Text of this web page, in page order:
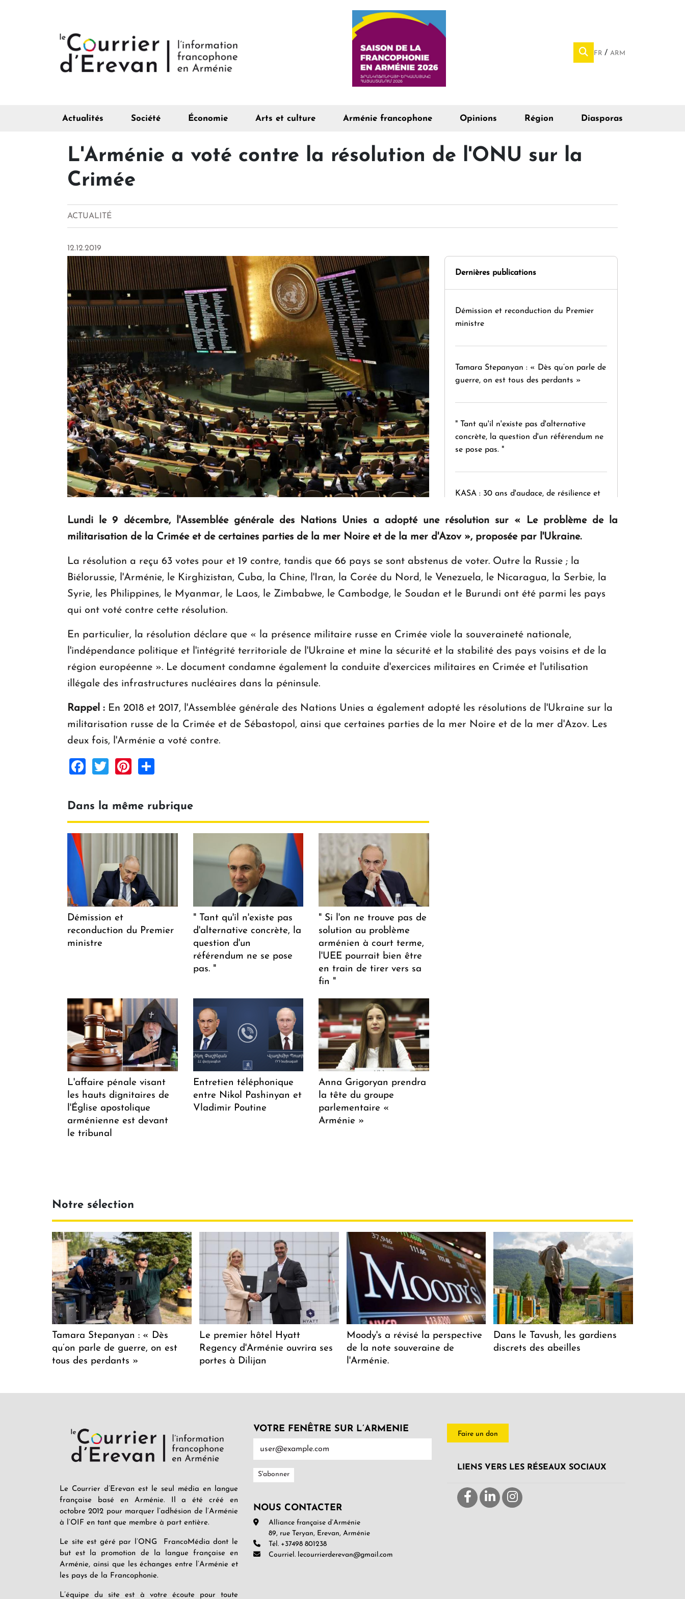
FR ARM
Actualités Société Économie Arts et culture Arménie francophone Opinions Région Diasporas
L'Arménie a voté contre la résolution de l'ONU sur la
Crimée
ACTUALITÉ
12.12.2019
Dernières publications
Démission et reconduction du Premier
ministre
Tamara Stepanyan : « Dès qu’on parle de
guerre, on est tous des perdants »
" Tant qu'il n'existe pas d'alternative
concrète, la question d'un référendum ne
se pose pas. "
KASA : 30 ans d'audace, de résilience et
d'Arménie ouvrira ses portes à Dilijan
Lundi le 9 décembre, l'Assemblée générale des Nations Unies a adopté une résolution sur « Le problème de la
militarisation de la Crimée et de certaines parties de la mer Noire et de la mer d'Azov », proposée par l'Ukraine.
La résolution a reçu 63 votes pour et 19 contre, tandis que 66 pays se sont abstenus de voter. Outre la Russie ; la
Biélorussie, l'Arménie, le Kirghizistan, Cuba, la Chine, l'Iran, la Corée du Nord, le Venezuela, le Nicaragua, la Serbie, la
Syrie, les Philippines, le Myanmar, le Laos, le Zimbabwe, le Cambodge, le Soudan et le Burundi ont été parmi les pays
qui ont voté contre cette résolution.
En particulier, la résolution déclare que « la présence militaire russe en Crimée viole la souveraineté nationale,
l'indépendance politique et l'intégrité territoriale de l'Ukraine et mine la sécurité et la stabilité des pays voisins et de la
région européenne ». Le document condamne également la conduite d'exercices militaires en Crimée et l'utilisation
illégale des infrastructures nucléaires dans la péninsule.
Rappel : En 2018 et 2017, l'Assemblée générale des Nations Unies a également adopté les résolutions de l'Ukraine sur la
militarisation russe de la Crimée et de Sébastopol, ainsi que certaines parties de la mer Noire et de la mer d'Azov. Les
deux fois, l'Arménie a voté contre.
Facebook
TwitterPinterest
Dans la même rubrique
Démission et
reconduction du Premier
ministre
" Tant qu'il n'existe pas
d'alternative concrète, la
question d'un
référendum ne se pose
pas. "
" Si l'on ne trouve pas de
solution au problème
arménien à court terme,
l'UEE pourrait bien être
en train de tirer vers sa
fin "
L'affaire pénale visant
les hauts dignitaires de
l'Église apostolique
arménienne est devant
le tribunal
Entretien téléphonique
entre Nikol Pashinyan et
Vladimir Poutine
Anna Grigoryan prendra
la tête du groupe
parlementaire «
Arménie »
Notre sélection
Tamara Stepanyan : « Dès
qu’on parle de guerre, on est
tous des perdants »
Le premier hôtel Hyatt
Regency d'Arménie ouvrira ses
portes à Dilijan
Moody's a révisé la perspective
de la note souveraine de
l'Arménie.
Dans le Tavush, les gardiens
discrets des abeilles
Le Courrier d’Erevan est le seul média en langue
française basé en Arménie. Il a été créé en
octobre 2012 pour marquer l’adhésion de l’Arménie
à l’OIF en tant que membre à part entière.
Le site est géré par l’ONG FrancoMédia dont le
but est la promotion de la langue française en
Arménie, ainsi que les échanges entre l’Arménie et
les pays de la Francophonie.
L’équipe du site est à votre écoute pour toute
VOTRE FENÊTRE SUR L’ARMENIE
NOUS CONTACTER
Alliance française d’Arménie
89, rue Teryan, Erevan, Arménie
Tél. +37498 801238
Courriel. lecourrierderevan@gmail.com
Faire un don
LIENS VERS LES RÉSEAUX SOCIAUX